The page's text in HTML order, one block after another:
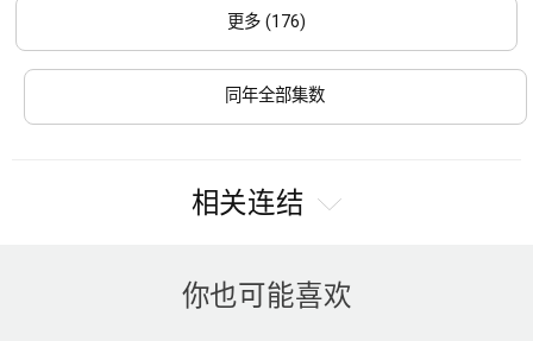
更多 (176)
同年全部集数
相关连结
你也可能喜欢